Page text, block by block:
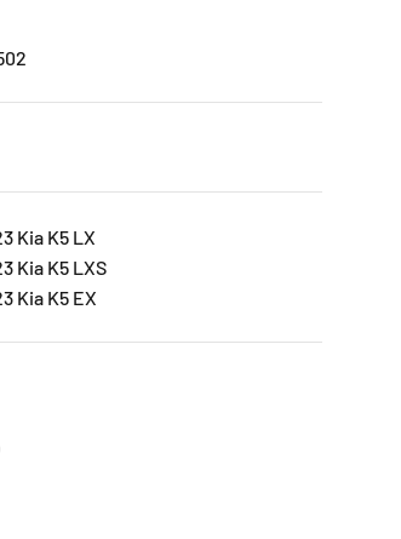
Kia K5 LX
Kia K5 LXS
Kia K5 EX